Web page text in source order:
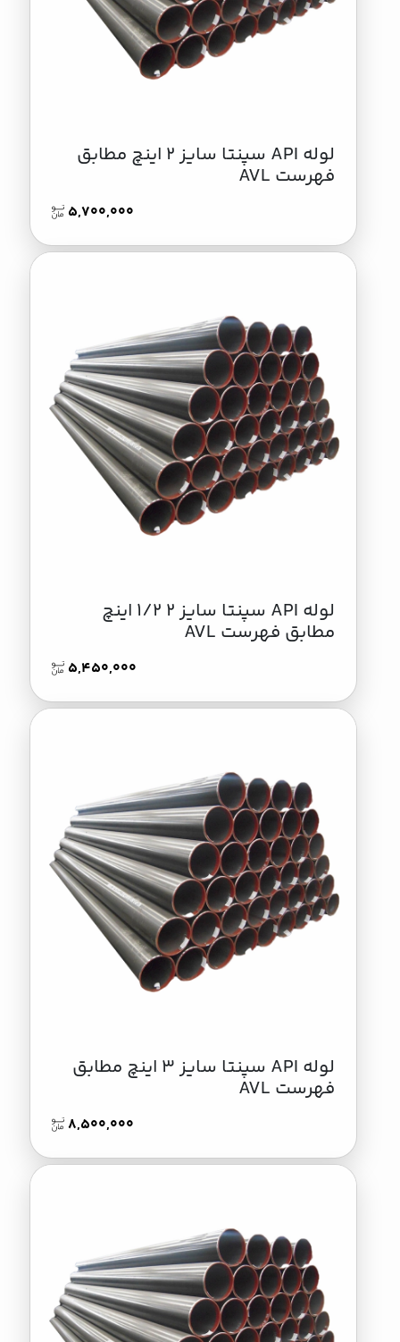
لوله API سپنتا سایز 2 اینچ مطابق
فهرست AVL
5,700,000
لوله API سپنتا سایز 2 1/2 اینچ
مطابق فهرست AVL
5,450,000
لوله API سپنتا سایز 3 اینچ مطابق
فهرست AVL
8,500,000